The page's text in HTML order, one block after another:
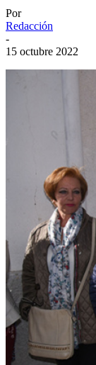
Por
Redacción
-
15 octubre 2022